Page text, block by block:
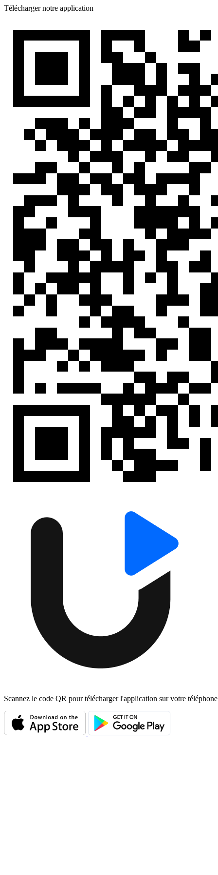
Télécharger notre application
Scannez le code QR pour télécharger l'application sur votre